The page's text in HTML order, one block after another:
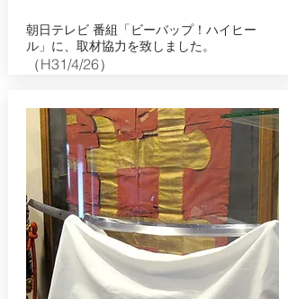
朝日テレビ 番組「ビーバップ！ハイヒー
ル」に、取材協力を致しました。
（H31/4/26）